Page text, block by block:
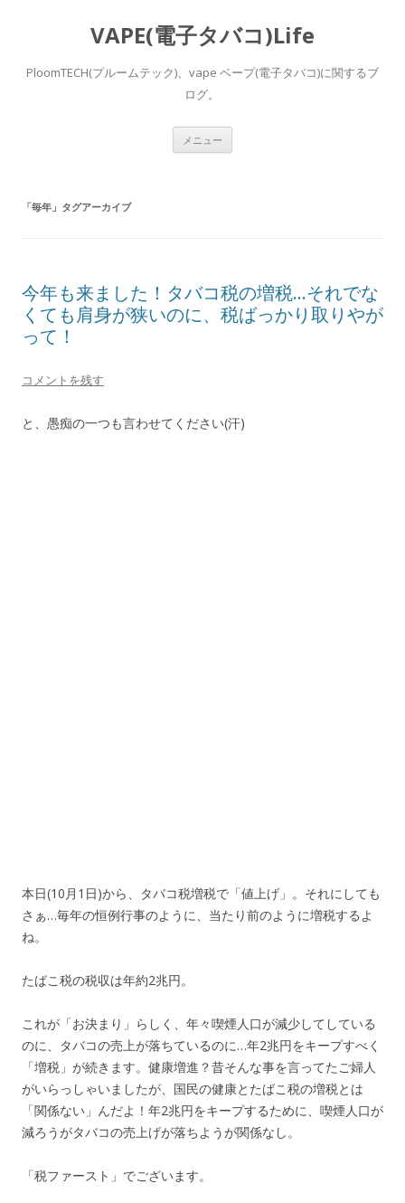
VAPE(電子タバコ)Life
PloomTECH(プルームテック)、vape ベープ(電子タバコ)に関するブ
ログ。
メニュー
「毎年 」タグアーカイブ
今年も来ました！タバコ税の増税…それでな
くても肩身が狭いのに、税ばっかり取りやが
って！
コメントを残す
と、愚痴の一つも言わせてください(汗)
本日(10月1日)から、タバコ税増税で「値上げ」。それにしても
さぁ…毎年の恒例行事のように、当たり前のように増税するよ
ね。
たばこ税の税収は年約2兆円。
これが「お決まり」らしく、年々喫煙人口が減少してしている
のに、タバコの売上が落ちているのに…年2兆円をキープすべく
「増税」が続きます。健康増進？昔そんな事を言ってたご婦人
がいらっしゃいましたが、国民の健康とたばこ税の増税とは
「関係ない」んだよ！年2兆円をキープするために、喫煙人口が
減ろうがタバコの売上げが落ちようが関係なし。
「税ファースト」でございます。